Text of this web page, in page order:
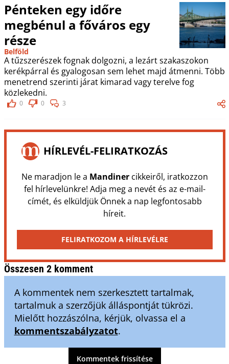
Pénteken egy időre
megbénul a főváros egy
része
Belföld
A tűzszerészek fognak dolgozni, a lezárt szakaszokon
kerékpárral és gyalogosan sem lehet majd átmenni. Több
menetrend szerinti járat kimarad vagy terelve fog
közlekedni.
0 0 3
HÍRLEVÉL-FELIRATKOZÁS
Ne maradjon le a Mandinercikkeiről, iratkozzon
fel hírlevelünkre! Adja meg a nevét és az e-mail-
címét, és elküldjük Önnek a nap legfontosabb
híreit.
FELIRATKOZOM A HÍRLEVÉLRE
Összesen 2 komment
A kommentek nem szerkesztett tartalmak,
tartalmuk a szerzőjük álláspontját tükrözi.
Mielőtt hozzászólna, kérjük, olvassa el a
kommentszabályzatot.
Kommentek frissítése